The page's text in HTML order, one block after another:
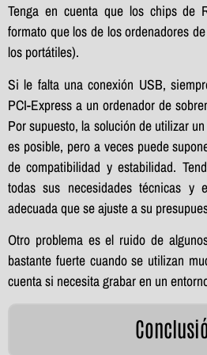
Tenga en cuenta que los chips de
formato que los de los ordenadores
los portátiles).
Si le falta una conexión USB,
PCI-Express a un ordenador de
Por supuesto, la solución de utilizar
es posible, pero a veces puede
de compatibilidad y estabilidad.
todas sus necesidades técnicas y
adecuada que se ajuste a su
Otro problema es el ruido de
bastante fuerte cuando se utilizan
cuenta si necesita grabar en un